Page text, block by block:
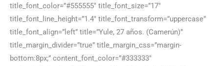
title_font_color=”#555555″ title_font_size=”17″
title_font_line_height=”1.4″ title_font_transform=”uppercase”
title_font_align=”left” title=”Yule, 27 años. (Camerún)”
title_margin_divider=”true” title_margin_css=”margin-
bottom:8px;” content_font_color=”#333333″